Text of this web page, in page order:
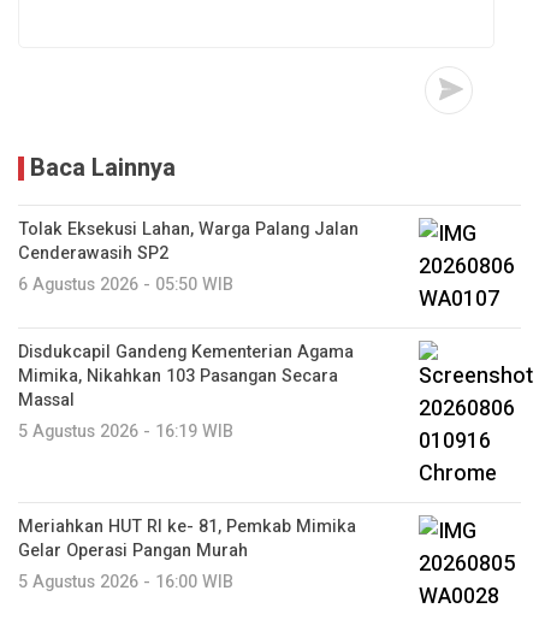
Baca Lainnya
Tolak Eksekusi Lahan, Warga Palang Jalan
Cenderawasih SP2
6 Agustus 2026 - 05:50 WIB
Disdukcapil Gandeng Kementerian Agama
Mimika, Nikahkan 103 Pasangan Secara
Massal
5 Agustus 2026 - 16:19 WIB
Meriahkan HUT RI ke- 81, Pemkab Mimika
Gelar Operasi Pangan Murah
5 Agustus 2026 - 16:00 WIB